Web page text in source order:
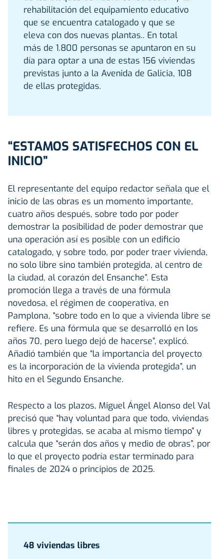
rehabilitación del equipamiento educativo
que se encuentra catalogado y que se
eleva con dos nuevas plantas.. En total
más de 1.800 personas se apuntaron en su
día para optar a una de estas 156 viviendas
previstas junto a la Avenida de Galicia, 108
de ellas protegidas.
“ESTAMOS SATISFECHOS CON EL
INICIO”
El representante del equipo redactor señala que el
inicio de las obras es un momento importante,
cuatro años después, sobre todo por poder
demostrar la posibilidad de poder demostrar que
una operación así es posible con un edificio
catalogado, y sobre todo, por poder traer vivienda,
no solo libre sino también protegida, al centro de
la ciudad, al corazón del Ensanche”. Esta
promoción llega a través de una fórmula
novedosa, el régimen de cooperativa, en
Pamplona, “sobre todo en lo que a vivienda libre se
refiere. Es una fórmula que se desarrolló en los
años 70, pero luego dejó de hacerse”, explicó.
Añadió también que “la importancia del proyecto
es la incorporación de la vivienda protegida”, un
hito en el Segundo Ensanche.
Respecto a los plazos, Miguel Ángel Alonso del Val
precisó que “hay voluntad para que todo, viviendas
libres y protegidas, se acaba al mismo tiempo” y
calcula que “serán dos años y medio de obras”, por
lo que el proyecto podría estar terminado para
finales de 2024 o principios de 2025.
48 viviendas libres